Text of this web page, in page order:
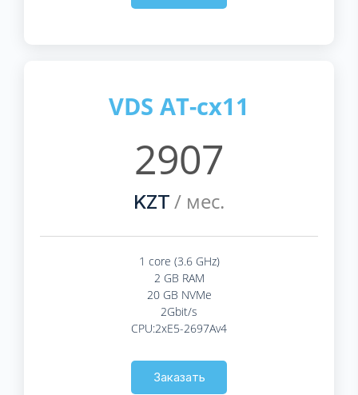
VDS AT-cx11
2907
KZT / мес.
1 core (3.6 GHz)
2 GB RAM
20 GB NVMe
2Gbit/s
CPU:2xE5-2697Av4
Заказать